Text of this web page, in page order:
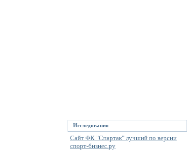
Исследования
Сайт ФК "Спартак" лучший по версии
спорт-бизнес.ру